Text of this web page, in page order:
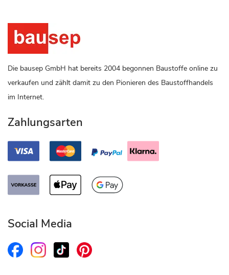
Die bausep GmbH hat bereits 2004 begonnen Baustoffe online zu
verkaufen und zählt damit zu den Pionieren des Baustoffhandels
im Internet.
Zahlungsarten
Social Media